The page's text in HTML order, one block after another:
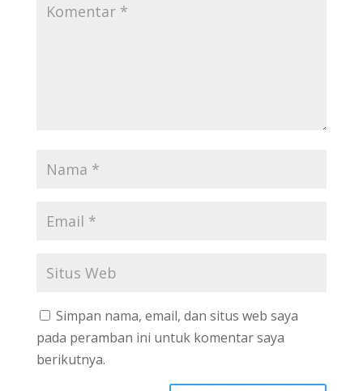
Simpan nama, email, dan situs web saya
pada peramban ini untuk komentar saya
berikutnya.